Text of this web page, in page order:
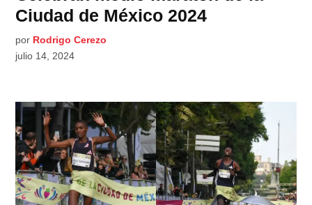
Ciudad de México 2024
por Rodrigo Cerezo
julio 14, 2024